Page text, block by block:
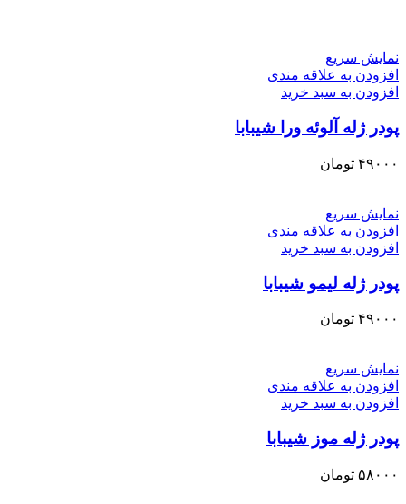
نمایش سریع
افزودن به علاقه مندی
افزودن به سبد خرید
پودر ژله آلوئه ورا شیبابا
۴۹۰۰۰ تومان
نمایش سریع
افزودن به علاقه مندی
افزودن به سبد خرید
پودر ژله لیمو شیبابا
۴۹۰۰۰ تومان
نمایش سریع
افزودن به علاقه مندی
افزودن به سبد خرید
پودر ژله موز شیبابا
۵۸۰۰۰ تومان